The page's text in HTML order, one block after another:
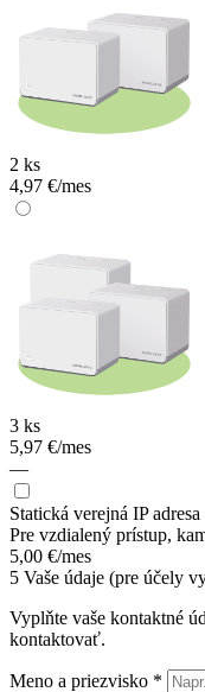
2 ks
4,97 €/mes
3 ks
5,97 €/mes
—
Statická verejná IP adresa
Pre vzdialený prístup,
5,00 €/mes
5 Vaše údaje (pre účely
Vyplňte vaše kontaktné
kontaktovať.
Meno a priezvisko *